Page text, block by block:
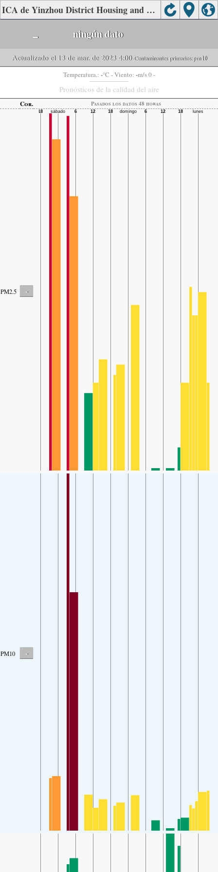
ICA de Yinzhou District Housing and Construction Bureau, Hengshui.
- ningún dato
Actualizado el 13 de mar. de 2023 4:00-Contaminantes primarios:pm10
Temperatura.: -°C - Viento: -m/s 0 -
Pronósticos de la calidad del aire
Cor. Pasados ​​los datos 48 horas
PM2.5 -
PM10 -